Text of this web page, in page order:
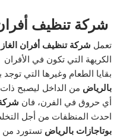
شركة تنظيف
تعمل شركة تنظيف أفران
الكريهة التي تكون في
بقايا الطعام وغيرها التي توجد
بالرياض من الداخل ليصبح
أي حروق في الفرن، فان
احدث المنظفات من أجل
بوتاجازات بالرياض تستورد من